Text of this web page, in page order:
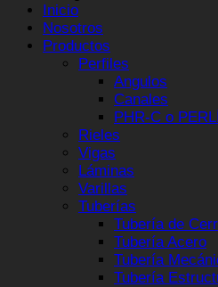
Inicio
Nosotros
Productos
Perfiles
Angulos
Canales
PHR-C o
Rieles
Vigas
Láminas
Varillas
Tuberías
Tubería de
Tubería Acero
Tubería
Tubería